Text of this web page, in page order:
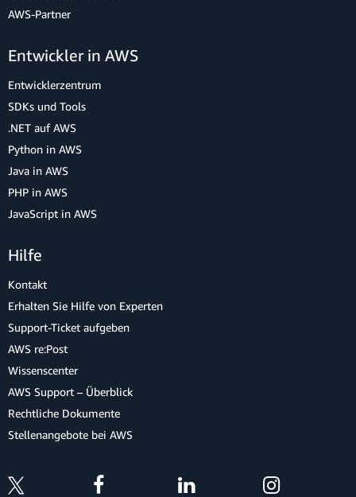
AWS-Partner
Entwickler in AWS
Entwicklerzentrum
SDKs und Tools
.NET auf AWS
Python in AWS
Java in AWS
PHP in AWS
JavaScript in AWS
Hilfe
Kontakt
Erhalten Sie Hilfe von Experten
Support-Ticket aufgeben
AWS re:Post
Wissenscenter
AWS Support – Überblick
Rechtliche Dokumente
Stellenangebote bei AWS